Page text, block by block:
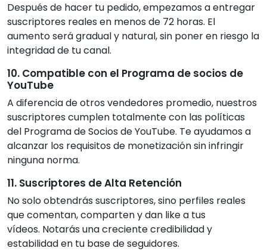
Después de hacer tu pedido, empezamos a entregar
suscriptores reales en menos de 72 horas. El
aumento será gradual y natural, sin poner en riesgo la
integridad de tu canal.
10. Compatible con el Programa de socios de
YouTube
A diferencia de otros vendedores promedio, nuestros
suscriptores cumplen totalmente con las políticas
del Programa de Socios de YouTube. Te ayudamos a
alcanzar los requisitos de monetización sin infringir
ninguna norma.
11. Suscriptores de Alta Retención
No solo obtendrás suscriptores, sino perfiles reales
que comentan, comparten y dan like a tus
vídeos. Notarás una creciente credibilidad y
estabilidad en tu base de seguidores.